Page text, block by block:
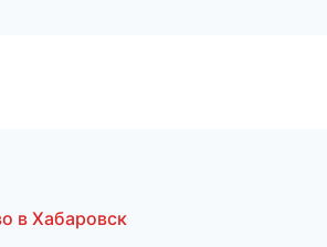
в Хабаровск